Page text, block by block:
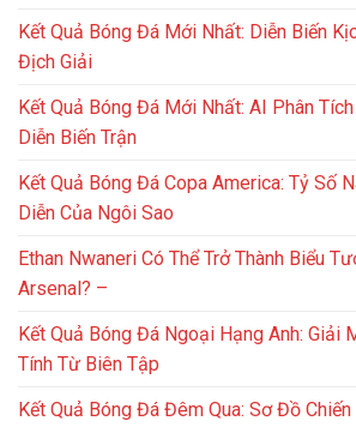
Kết Quả Bóng Đá Mới Nhất: Diễn Biến
Địch Giải
Kết Quả Bóng Đá Mới Nhất: AI Phân
Diễn Biến Trận
Kết Quả Bóng Đá Copa America: Tỷ Số
Diễn Của Ngôi Sao
Ethan Nwaneri Có Thể Trở Thành Biểu
Arsenal? –
Kết Quả Bóng Đá Ngoại Hạng Anh: Giải
Tính Từ Biên Tập
Kết Quả Bóng Đá Đêm Qua: Sơ Đồ